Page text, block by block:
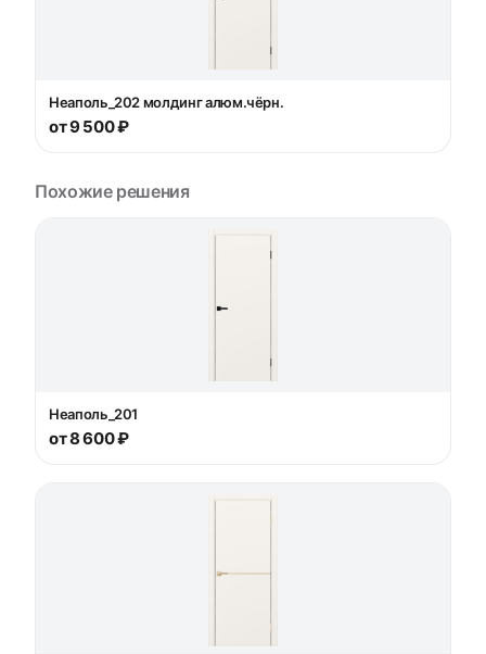
Неаполь_202 молдинг алюм.чёрн.
от 9 500 ₽
Похожие решения
Неаполь_201
от 8 600 ₽